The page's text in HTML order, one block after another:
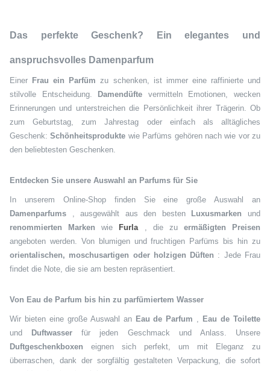
Das perfekte Geschenk? Ein elegantes und
anspruchsvolles Damenparfum
Einer Frau ein Parfüm zu schenken, ist immer eine raffinierte und
stilvolle Entscheidung. Damendüfte vermitteln Emotionen, wecken
Erinnerungen und unterstreichen die Persönlichkeit ihrer Trägerin. Ob
zum Geburtstag, zum Jahrestag oder einfach als alltägliches
Geschenk:Schönheitsprodukte wie Parfüms gehören nach wie vor zu
den beliebtesten Geschenken.
Entdecken Sie unsere Auswahl an Parfums für Sie
In unserem Online-Shop finden Sie eine große Auswahl an
Damenparfums , ausgewählt aus den besten Luxusmarken und
renommierten Marken wie Furla , die zu ermäßigten Preisen
angeboten werden. Von blumigen und fruchtigen Parfüms bis hin zu
orientalischen, moschusartigen oder holzigen Düften : Jede Frau
findet die Note, die sie am besten repräsentiert.
Von Eau de Parfum bis hin zu parfümiertem Wasser
Wir bieten eine große Auswahl an Eau de Parfum
Eau de Toilette
und Duftwasser für jeden Geschmack und Anlass. Unsere
Duftgeschenkboxen eignen sich perfekt, um mit Eleganz zu
überraschen, dank der sorgfältig gestalteten Verpackung, die sofort